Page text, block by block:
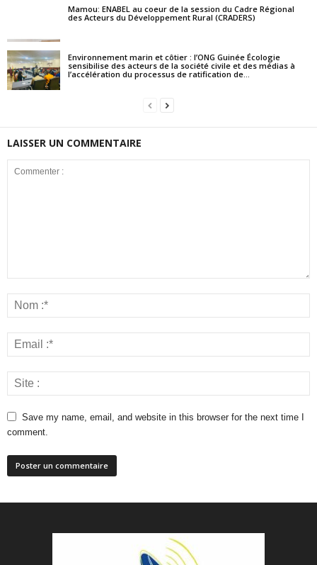
Mamou: ENABEL au coeur de la session du Cadre Régional
des Acteurs du Développement Rural (CRADERS)
Environnement marin et côtier : l’ONG Guinée Écologie
sensibilise des acteurs de la société civile et des médias à
l’accélération du processus de ratification de...
LAISSER UN COMMENTAIRE
Save my name, email, and website in this browser for the next time I
comment.